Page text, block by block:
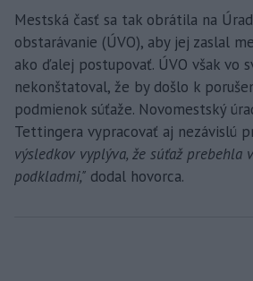
Mestská časť sa tak obrátila na
obstarávanie (ÚVO), aby jej zaslal
ako ďalej postupovať. ÚVO však vo
nekonštatoval, že by došlo k
podmienok súťaže. Novomestský
Tettingera vypracovať aj nezávislú
výsledkov vyplýva, že súťaž prebehla
podkladmi," dodal hovorca.